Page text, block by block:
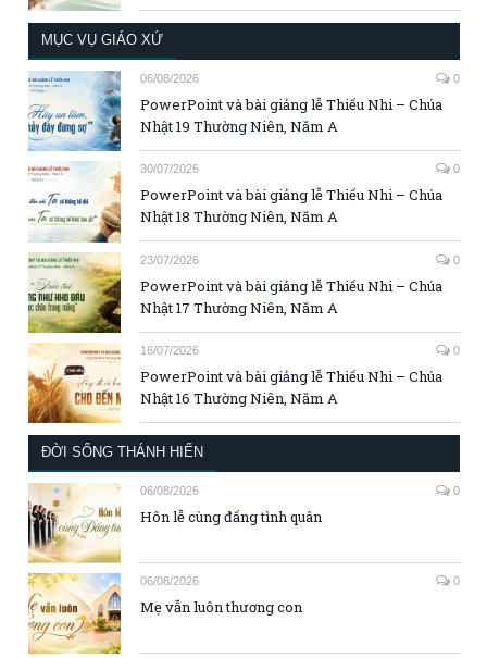
MỤC VỤ GIÁO XỨ
06/08/2026 0
PowerPoint và bài giảng lễ Thiếu Nhi – Chúa
Nhật 19 Thường Niên, Năm A
30/07/2026 0
PowerPoint và bài giảng lễ Thiếu Nhi – Chúa
Nhật 18 Thường Niên, Năm A
23/07/2026 0
PowerPoint và bài giảng lễ Thiếu Nhi – Chúa
Nhật 17 Thường Niên, Năm A
16/07/2026 0
PowerPoint và bài giảng lễ Thiếu Nhi – Chúa
Nhật 16 Thường Niên, Năm A
ĐỜI SỐNG THÁNH HIẾN
06/08/2026 0
Hôn lễ cùng đấng tình quân
06/08/2026 0
Mẹ vẫn luôn thương con